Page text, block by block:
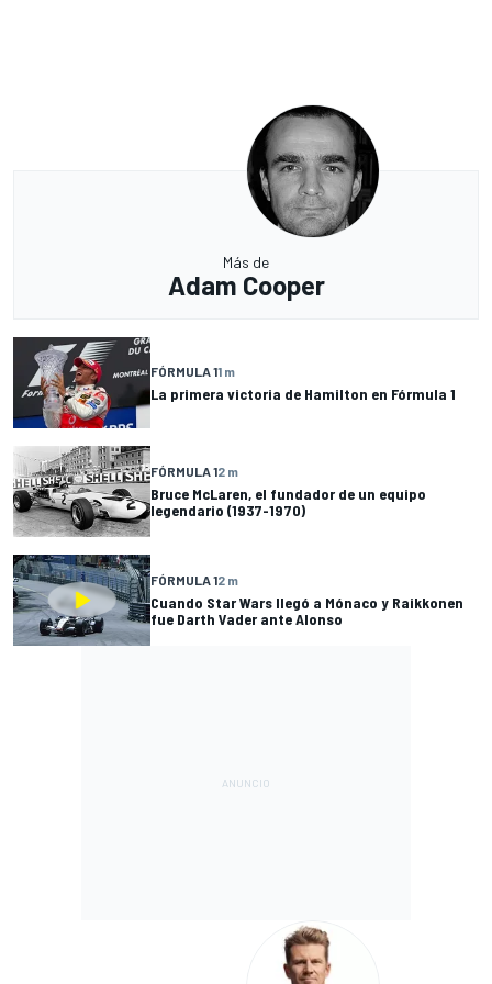
Más de
Adam Cooper
FÓRMULA 11 m
La primera victoria de Hamilton en Fórmula 1
FÓRMULA 12 m
Bruce McLaren, el fundador de un equipo
legendario (1937-1970)
FÓRMULA 12 m
Cuando Star Wars llegó a Mónaco y Raikkonen
fue Darth Vader ante Alonso